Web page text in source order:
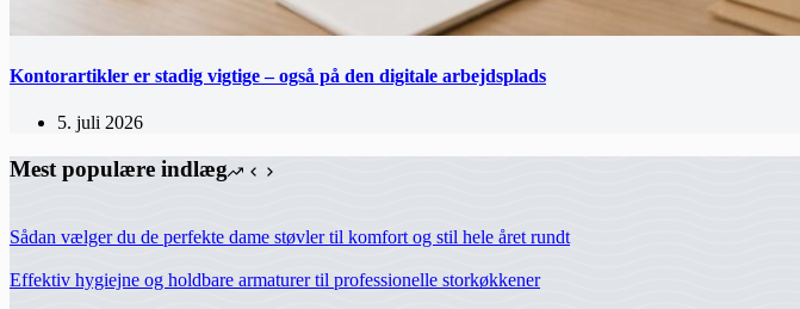
Kontorartikler er stadig vigtige – også på den digitale arbejdsplads
5. juli 2026
Mest populære indlæg
Sådan vælger du de perfekte dame støvler til komfort og stil hele året rundt
Effektiv hygiejne og holdbare armaturer til professionelle storkøkkener